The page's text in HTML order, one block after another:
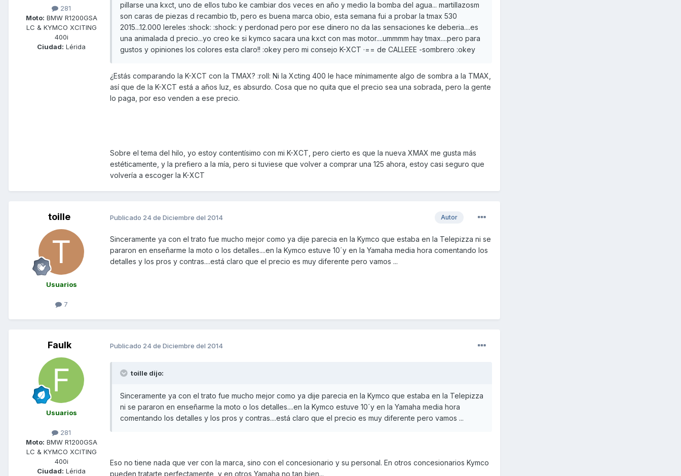
281
Moto: BMW R1200GSA
LC & KYMCO XCITING
400i
Ciudad: Lérida
pillarse una kxct, uno de ellos tubo ke cambiar dos veces en año y medio la bomba del agua... martillazosm
son caras de piezas d recambio tb, pero es buena marca obio, esta semana fui a probar la tmax 530
2015...12.000 lereles :shock: :shock: y perdonad pero por ese dinero no da las sensaciones ke deberia....es
una animalada d precio...yo creo ke si kymco sacara una kxct con mas motor....ummmm hay tmax....pero para
gustos y opiniones los colores esta claro!! :okey pero mi consejo K-XCT ·== de CALLEEE -sombrero :okey
¿Estás comparando la K-XCT con la TMAX? :roll: Ni la Xcting 400 le hace mínimamente algo de sombra a la TMAX,
así que de la K-XCT está a años luz, es absurdo. Cosa que no quita que el precio sea una sobrada, pero la gente
lo paga, por eso venden a ese precio.
Sobre el tema del hilo, yo estoy contentísimo con mi K-XCT, pero cierto es que la nueva XMAX me gusta más
estéticamente, y la prefiero a la mía, pero si tuviese que volver a comprar una 125 ahora, estoy casi seguro que
volvería a escoger la K-XCT
toille
Usuarios
7
Autor
Publicado 24 de Diciembre del 2014
Sinceramente ya con el trato fue mucho mejor como ya dije parecia en la Kymco que estaba en la Telepizza ni se
pararon en enseñarme la moto o los detalles....en la Kymco estuve 10´y en la Yamaha media hora comentando los
detalles y los pros y contras....está claro que el precio es muy diferente pero vamos ...
Faulk
Usuarios
281
Moto: BMW R1200GSA
LC & KYMCO XCITING
400i
Ciudad: Lérida
Publicado 24 de Diciembre del 2014
toille dijo:
Sinceramente ya con el trato fue mucho mejor como ya dije parecia en la Kymco que estaba en la Telepizza
ni se pararon en enseñarme la moto o los detalles....en la Kymco estuve 10´y en la Yamaha media hora
comentando los detalles y los pros y contras....está claro que el precio es muy diferente pero vamos ...
Eso no tiene nada que ver con la marca, sino con el concesionario y su personal. En otros concesionarios Kymco
pueden tratarte perfectamente, y en otros Yamaha no tan bien...